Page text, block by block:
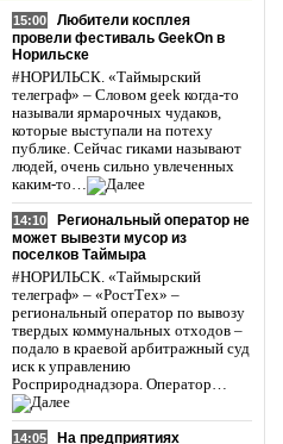
15:00
Любители косплея
провели фестиваль GeekOn в
Норильске
#НОРИЛЬСК. «Таймырский
телеграф» – Словом geek когда-то
называли ярмарочных чудаков,
которые выступали на потеху
публике. Сейчас гиками называют
людей, очень сильно увлеченных
каким-то…
14:10
Региональный оператор не
может вывезти мусор из
поселков Таймыра
#НОРИЛЬСК. «Таймырский
телеграф» – «РостТех» –
региональный оператор по вывозу
твердых коммунальных отходов –
подало в краевой арбитражный суд
иск к управлению
Росприроднадзора. Оператор…
14:05
На предприятиях